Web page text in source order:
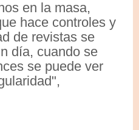
en la masa,
hace controles y
de revistas se
día, cuando se
se puede ver